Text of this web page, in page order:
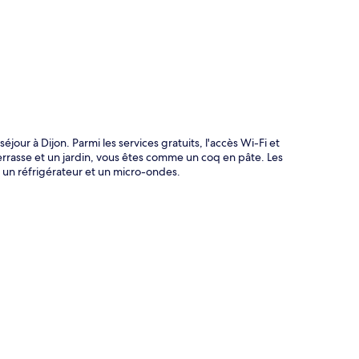
à Dijon. Parmi les services gratuits, l'accès Wi-Fi et
et un jardin, vous êtes comme un coq en pâte. Les
réfrigérateur et un micro-ondes.